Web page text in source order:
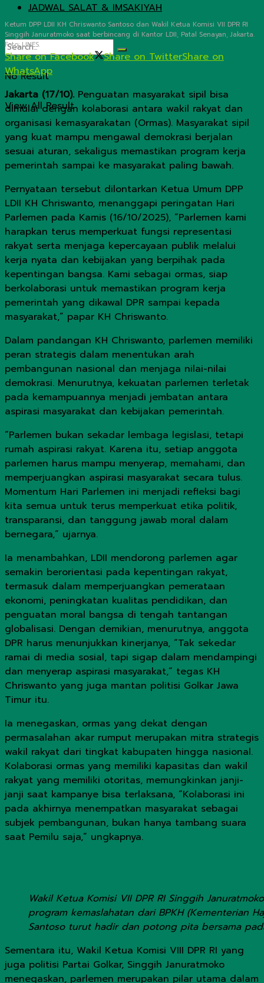
JADWAL SALAT & IMSAKIYAH
No Result
View All Result
Ketum DPP LDII KH Chriswanto Santoso dan Wakil Ketua Komisi VII DPR RI
Singgih Januratmoko saat berbincang di Kantor LDII, Patal Senayan, Jakarta.
Foto: LINES.
Share on Facebook Share on TwitterShare on
WhatsApp
Jakarta (17/10). Penguatan masyarakat sipil bisa
dimulai dengan kolaborasi antara wakil rakyat dan
organisasi kemasyarakatan (Ormas). Masyarakat sipil
yang kuat mampu mengawal demokrasi berjalan
sesuai aturan, sekaligus memastikan program kerja
pemerintah sampai ke masyarakat paling bawah.
Pernyataan tersebut dilontarkan Ketua Umum DPP
LDII KH Chriswanto, menanggapi peringatan Hari
Parlemen pada Kamis (16/10/2025), “Parlemen kami
harapkan terus memperkuat fungsi representasi
rakyat serta menjaga kepercayaan publik melalui
kerja nyata dan kebijakan yang berpihak pada
kepentingan bangsa. Kami sebagai ormas, siap
berkolaborasi untuk memastikan program kerja
pemerintah yang dikawal DPR sampai kepada
masyarakat,” papar KH Chriswanto.
Dalam pandangan KH Chriswanto, parlemen memiliki
peran strategis dalam menentukan arah
pembangunan nasional dan menjaga nilai-nilai
demokrasi. Menurutnya, kekuatan parlemen terletak
pada kemampuannya menjadi jembatan antara
aspirasi masyarakat dan kebijakan pemerintah.
“Parlemen bukan sekadar lembaga legislasi, tetapi
rumah aspirasi rakyat. Karena itu, setiap anggota
parlemen harus mampu menyerap, memahami, dan
memperjuangkan aspirasi masyarakat secara tulus.
Momentum Hari Parlemen ini menjadi refleksi bagi
kita semua untuk terus memperkuat etika politik,
transparansi, dan tanggung jawab moral dalam
bernegara,” ujarnya.
Ia menambahkan, LDII mendorong parlemen agar
semakin berorientasi pada kepentingan rakyat,
termasuk dalam memperjuangkan pemerataan
ekonomi, peningkatan kualitas pendidikan, dan
penguatan moral bangsa di tengah tantangan
globalisasi. Dengan demikian, menurutnya, anggota
DPR harus menunjukkan kinerjanya, “Tak sekedar
ramai di media sosial, tapi sigap dalam mendampingi
dan menyerap aspirasi masyarakat,” tegas KH
Chriswanto yang juga mantan politisi Golkar Jawa
Timur itu.
Ia menegaskan, ormas yang dekat dengan
permasalahan akar rumput merupakan mitra strategis
wakil rakyat dari tingkat kabupaten hingga nasional.
Kolaborasi ormas yang memiliki kapasitas dan wakil
rakyat yang memiliki otoritas, memungkinkan janji-
janji saat kampanye bisa terlaksana, “Kolaborasi ini
pada akhirnya menempatkan masyarakat sebagai
subjek pembangunan, bukan hanya tambang suara
saat Pemilu saja,” ungkapnya.
Wakil Ketua Komisi VII DPR RI Singgih
program kemaslahatan dari BPKH (Kementerian
Santoso turut hadir dan potong pita bersama
Sementara itu, Wakil Ketua Komisi VIII DPR RI yang
juga politisi Partai Golkar, Singgih Januratmoko
menegaskan, parlemen merupakan pilar utama dalam